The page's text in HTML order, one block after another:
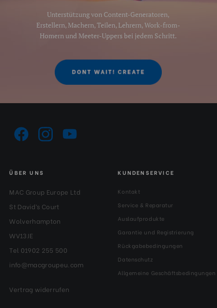
Unterstützung von Content-Generatoren,
Erstellern, Machern, Teilen, Lehrern, Work-from-
Homern und Meeter-Uppers bei jedem Schritt.
ÜBER UNS
MAC Group Europe Ltd
St David’s Court
Wolverhampton
WV13JE
Tel 01902 255 500
info@macgroupeu.com
Vertrag widerrufen
KUNDENSERVICE
Kontakt
Service & Reparatur
Auslaufprodukte
Garantie und Registrierung
Rückgabebedingungen
Datenschutz
Allgemeine Geschäftsbedingungen